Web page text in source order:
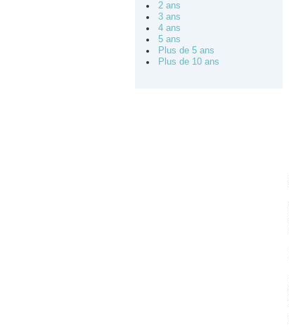
2 ans
3 ans
4 ans
5 ans
Plus de 5 ans
Plus de 10 ans